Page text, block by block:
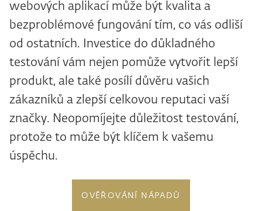
webových aplikací může být kvalita a
bezproblémové fungování tím, co vás odliší
od ostatních. Investice do důkladného
testování vám nejen pomůže vytvořit lepší
produkt, ale také posílí důvěru vašich
zákazníků a zlepší celkovou reputaci vaší
značky. Neopomíjejte důležitost testování,
protože to může být klíčem k vašemu
úspěchu.
OVĚŘOVÁNÍ NÁPADŮ